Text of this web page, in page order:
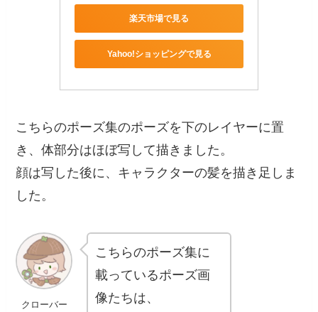
楽天市場で見る
Yahoo!ショッピングで見る
こちらのポーズ集のポーズを下のレイヤーに置
き、体部分はほぼ写して描きました。
顔は写した後に、キャラクターの髪を描き足しま
した。
クローバー
こちらのポーズ集に
載っているポーズ画
像たちは、